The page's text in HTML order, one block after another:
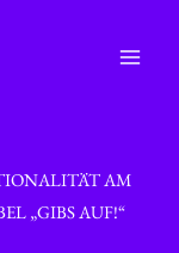
AM
„GIBS AUF!“